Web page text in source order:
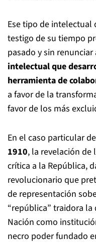
Ese tipo de intelectual
testigo de su tiempo
pasado y sin
intelectual que
herramienta de
a favor de la
favor de los más
En el caso particular
1910, la revelación de
crítica a la República,
revolucionario que
de representación
“república” traidora
Nación como
necro poder fundado